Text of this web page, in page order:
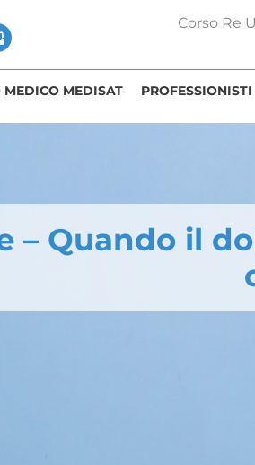
Corso Re
MEDICO MEDISAT PROFESSIONISTI
– Quando il